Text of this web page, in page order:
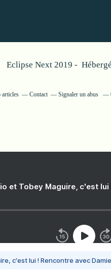
Eclipse Next 2019 -
articles Contact Signaler un abus
et Tobey Maguire, c'est
c'est lui ! Rencontre avec